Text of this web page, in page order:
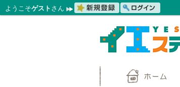
ようこそゲスト さん